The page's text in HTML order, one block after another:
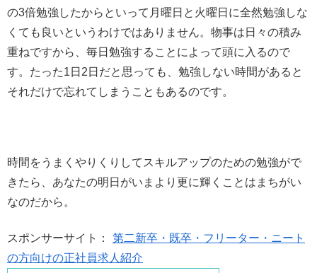
の3倍勉強したからといって月曜日と火曜日に全然勉強しな
くても良いというわけではありません。物事は日々の積み
重ねですから、毎日勉強することによって頭に入るので
す。たった1日2日だと思っても、勉強しない時間があると
それだけで忘れてしまうこともあるのです。
時間をうまくやりくりしてスキルアップのための勉強がで
きたら、あなたの明日がいまより更に輝くことはまちがい
なのだから。
スポンサーサイト： 第二新卒・既卒・フリーター・ニート
の方向けの正社員求人紹介